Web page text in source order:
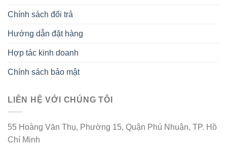
Chính sách đổi trả
Hướng dẫn đặt hàng
Hợp tác kinh doanh
Chính sách bảo mật
LIÊN HỆ VỚI CHÚNG TÔI
55 Hoàng Văn Thụ, Phường 15, Quận Phú Nhuận, TP. Hồ
Chí Minh